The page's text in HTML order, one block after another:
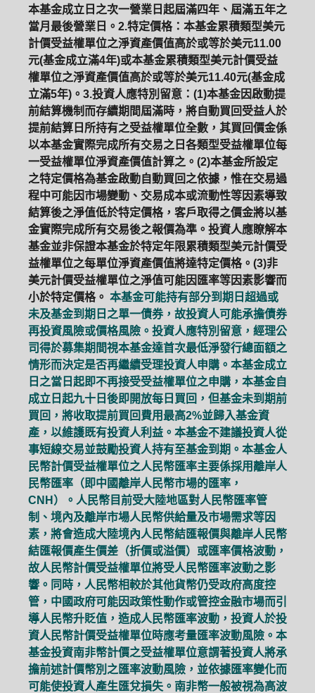
本基金成立日之次一營業日起屆滿四年、屆滿五年之
當月最後營業日。2.特定價格：本基金累積類型美元
計價受益權單位之淨資產價值高於或等於美元11.00
元(基金成立滿4年)或本基金累積類型美元計價受益
權單位之淨資產價值高於或等於美元11.40元(基金成
立滿5年)。3.投資人應特別留意：(1)本基金因啟動提
前結算機制而存續期間屆滿時，將自動買回受益人於
提前結算日所持有之受益權單位全數，其買回價金係
以本基金實際完成所有交易之日各類型受益權單位每
一受益權單位淨資產價值計算之。(2)本基金所設定
之特定價格為基金啟動自動買回之依據，惟在交易過
程中可能因市場變動、交易成本或流動性等因素導致
結算後之淨值低於特定價格，客戶取得之價金將以基
金實際完成所有交易後之報價為準。投資人應瞭解本
基金並非保證本基金於特定年限累積類型美元計價受
益權單位之每單位淨資產價值將達特定價格。(3)非
美元計價受益權單位之淨值可能因匯率等因素影響而
小於特定價格。 本基金可能持有部分到期日超過或
未及基金到期日之單一債券，故投資人可能承擔債券
再投資風險或價格風險。投資人應特別留意，經理公
司得於募集期間視本基金達首次最低淨發行總面額之
情形而決定是否再繼續受理投資人申購。本基金成立
日之當日起即不再接受受益權單位之申購，本基金自
成立日起九十日後即開放每日買回，但基金未到期前
買回，將收取提前買回費用最高2%並歸入基金資
產，以維護既有投資人利益。本基金不建議投資人從
事短線交易並鼓勵投資人持有至基金到期。本基金人
民幣計價受益權單位之人民幣匯率主要係採用離岸人
民幣匯率（即中國離岸人民幣市場的匯率，
CNH）。人民幣目前受大陸地區對人民幣匯率管
制、境內及離岸市場人民幣供給量及市場需求等因
素，將會造成大陸境內人民幣結匯報價與離岸人民幣
結匯報價產生價差（折價或溢價）或匯率價格波動，
故人民幣計價受益權單位將受人民幣匯率波動之影
響。同時，人民幣相較於其他貨幣仍受政府高度控
管，中國政府可能因政策性動作或管控金融市場而引
導人民幣升貶值，造成人民幣匯率波動，投資人於投
資人民幣計價受益權單位時應考量匯率波動風險。本
基金投資南非幣計價之受益權單位意謂著投資人將承
擔前述計價幣別之匯率波動風險，並依據匯率變化而
可能使投資人產生匯兌損失。南非幣一般被視為高波